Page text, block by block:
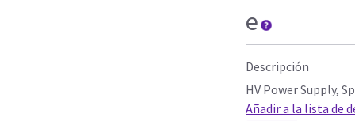
e
Descripción
HV Power Supply,
Añadir a la lista de